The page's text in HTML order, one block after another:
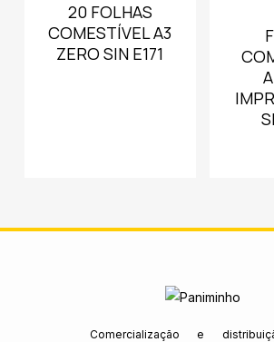
20 FOLHAS
COMESTÍVEL A3
ZERO SIN E171
Comercialização e